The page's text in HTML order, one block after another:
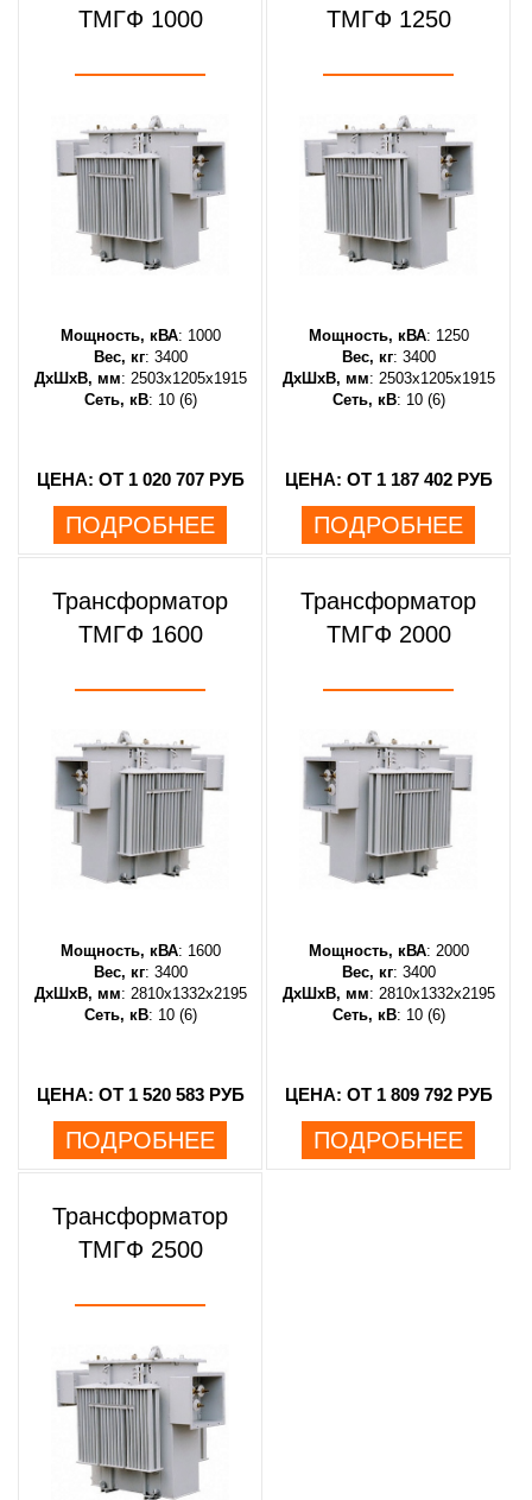
ТМГФ 1000
Мощность, кВА: 1000
Вес, кг: 3400
ДхШхВ, мм: 2503х1205х1915
Сеть, кВ: 10 (6)
ЦЕНА: ОТ 1 020 707 РУБ
ПОДРОБНЕЕ
ТМГФ 1250
Мощность, кВА: 1250
Вес, кг: 3400
ДхШхВ, мм: 2503х1205х1915
Сеть, кВ: 10 (6)
ЦЕНА: ОТ 1 187 402 РУБ
ПОДРОБНЕЕ
Трансформатор
ТМГФ 1600
Мощность, кВА: 1600
Вес, кг: 3400
ДхШхВ, мм: 2810х1332х2195
Сеть, кВ: 10 (6)
ЦЕНА: ОТ 1 520 583 РУБ
ПОДРОБНЕЕ
Трансформатор
ТМГФ 2000
Мощность, кВА: 2000
Вес, кг: 3400
ДхШхВ, мм: 2810х1332х2195
Сеть, кВ: 10 (6)
ЦЕНА: ОТ 1 809 792 РУБ
ПОДРОБНЕЕ
Трансформатор
ТМГФ 2500